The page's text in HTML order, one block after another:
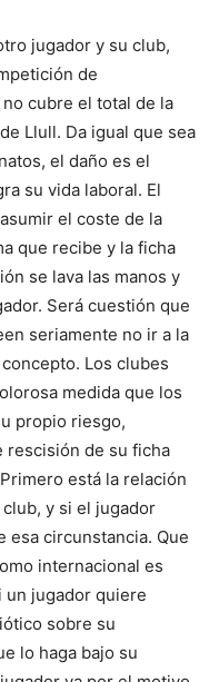
jugador y su club,
de
cubre el total de la
Llull. Da igual que sea
el daño es el
su vida laboral. El
el coste de la
que recibe y la ficha
se lava las manos y
Será cuestión que
seriamente no ir a la
Los clubes
medida que los
propio riesgo,
rescisión de su ficha
está la relación
y si el jugador
esa circunstancia. Que
internacional es
un jugador quiere
sobre su
lo haga bajo su